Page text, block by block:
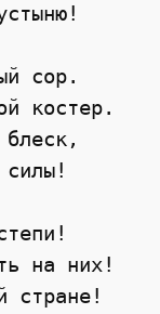
сор.
костер.
силы!
на них!
стране!